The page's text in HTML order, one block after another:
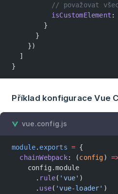
// považovat
          isCustomElement
:
        }
      }
    })
  ]
}
Příklad konfigurace Vue
vue.config.js
module. exports = {
  chainWebpack
: (config)
    config.module
      .
rule( 'vue' )
      .
use( 'vue-loader' )